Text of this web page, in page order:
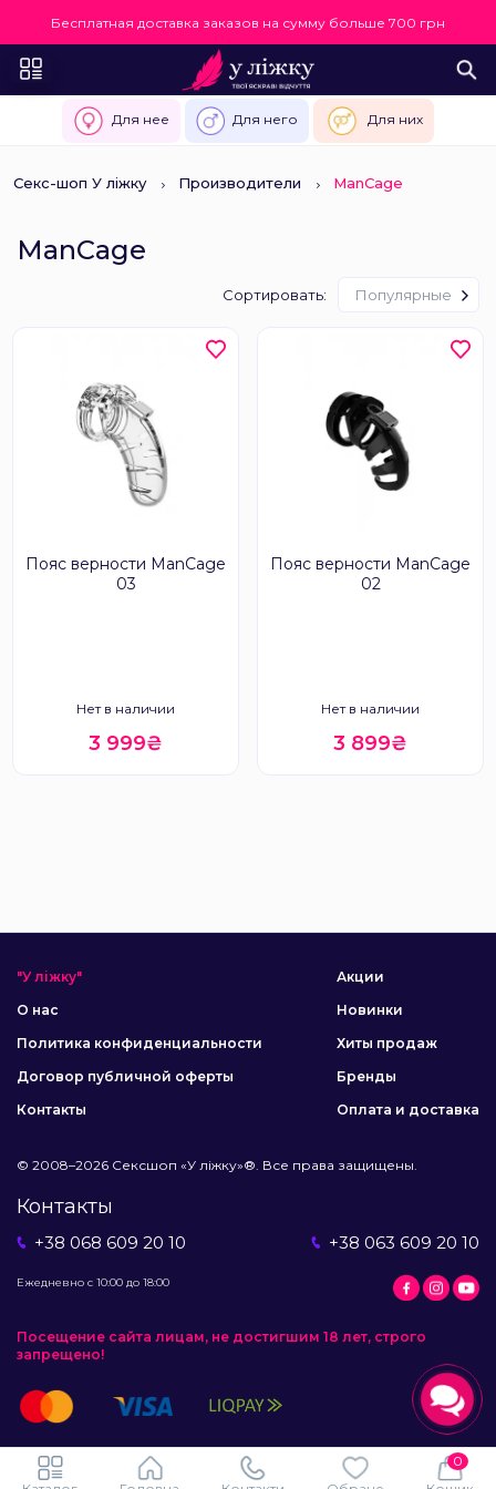
Бесплатная доставка заказов на сумму больше 700 грн
Для нее Для него Для них
Секс-шоп У ліжку Производители ManCage
ManCage
Сортировать: Популярные
Пояс верности ManCage
03
Нет в наличии
3 999₴
Пояс верности ManCage
02
Нет в наличии
3 899₴
"У ліжку"
О нас
Политика конфиденциальности
Договор публичной оферты
Контакты
Акции
Новинки
Хиты продаж
Бренды
Оплата и доставка
© 2008–2026 Сексшоп «У ліжку»®. Все права защищены.
Контакты
+38 068 609 20 10 +38 063 609 20 10
Ежедневно с 10:00 до 18:00
Посещение сайта лицам, не достигшим 18 лет, строго
запрещено!
0